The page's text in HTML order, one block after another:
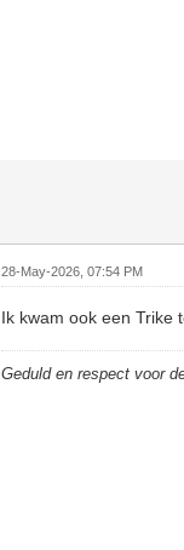
28-May-2026, 07:54 PM
Ik kwam ook een Trike
Geduld en respect voor